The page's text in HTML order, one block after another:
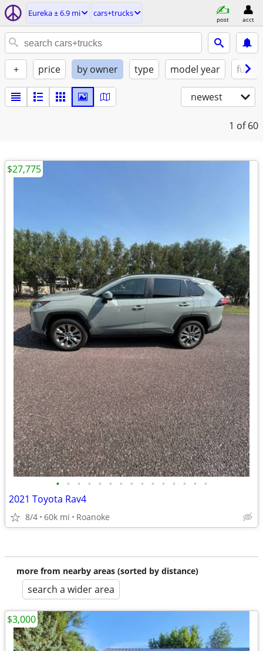
Eureka ± 6.9 mi cars+trucks
post acct
+ price by owner type model year fuel
newest
1 of 60
• • • • • • • • • • • • • • •
2021 Toyota Rav4
8/4 60k mi Roanoke
$27,775
more from nearby areas (sorted by distance)
search a wider area
$3,000